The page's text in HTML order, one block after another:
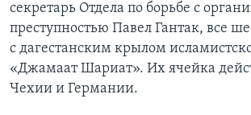
секретарь Отдела по борьбе с
преступностью Павел Гантак, все
с дагестанским крылом
«Джамаат Шариат». Их ячейка
Чехии и Германии.